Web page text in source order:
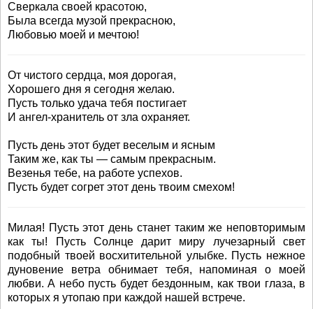
Сверкала своей красотою,
Была всегда музой прекрасною,
Любовью моей и мечтою!
От чистого сердца, моя дорогая,
Хорошего дня я сегодня желаю.
Пусть только удача тебя постигает
И ангел-хранитель от зла охраняет.
Пусть день этот будет веселым и ясным
Таким же, как ты — самым прекрасным.
Везенья тебе, на работе успехов.
Пусть будет согрет этот день твоим смехом!
Милая! Пусть этот день станет таким же неповторимым
как ты! Пусть Солнце дарит миру лучезарный свет
подобный твоей восхитительной улыбке. Пусть нежное
дуновение ветра обнимает тебя, напоминая о моей
любви. А небо пусть будет бездонным, как твои глаза, в
которых я утопаю при каждой нашей встрече.